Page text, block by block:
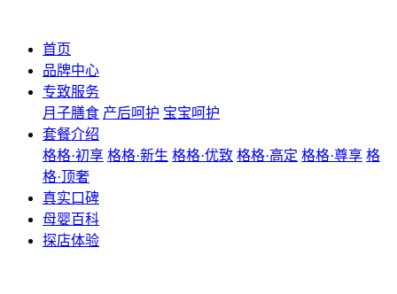
首页
品牌中心
专致服务
月子膳食 产后呵护 宝宝呵护
套餐介绍
格格·初享 格格·新生 格格·优致 格格·高定 格格·尊享 格
格·顶奢
真实口碑
母婴百科
探店体验